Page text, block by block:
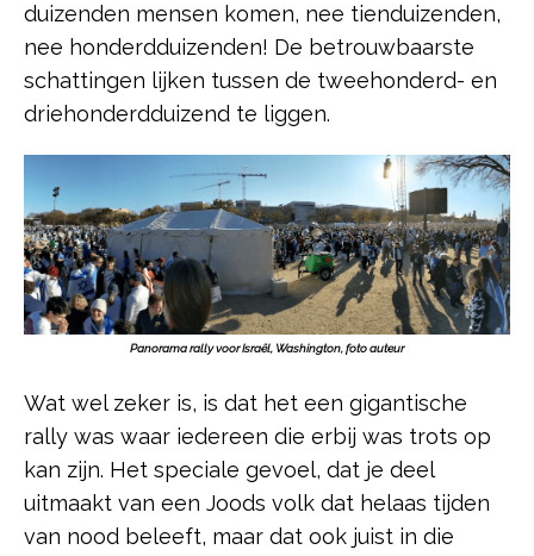
duizenden mensen komen, nee tienduizenden,
nee honderdduizenden! De betrouwbaarste
schattingen lijken tussen de tweehonderd- en
driehonderdduizend te liggen.
Panorama rally voor Israël, Washington, foto auteur
Wat wel zeker is, is dat het een gigantische
rally was waar iedereen die erbij was trots op
kan zijn. Het speciale gevoel, dat je deel
uitmaakt van een Joods volk dat helaas tijden
van nood beleeft, maar dat ook juist in die